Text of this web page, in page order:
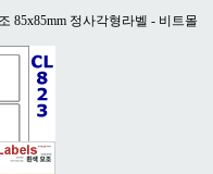
85x85mm 정사각형라벨 - 비트몰